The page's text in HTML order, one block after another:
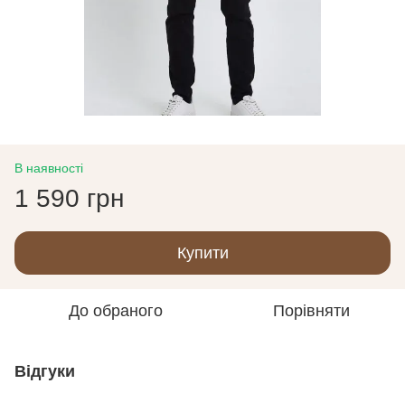
В наявності
1 590 грн
Купити
До обраного Порівняти
Відгуки